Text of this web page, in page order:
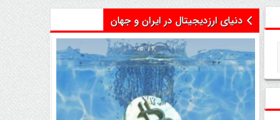
دنیای ارزدیجیتال در ایران و جهان